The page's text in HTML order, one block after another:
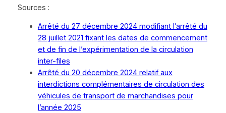
Sources :
Arrêté du 27 décembre 2024 modifiant l’arrêté du
28 juillet 2021 fixant les dates de commencement
et de fin de l’expérimentation de la circulation
inter-files
Arrêté du 20 décembre 2024 relatif aux
interdictions complémentaires de circulation des
véhicules de transport de marchandises pour
l’année 2025